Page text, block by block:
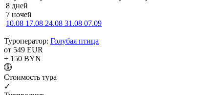
8 дней
7 ночей
10.08 17.08 24.08 31.08 07.09
Туроператор: Голубая птица
от 549 EUR
+ 150 BYN
Cтоимость тура
✓